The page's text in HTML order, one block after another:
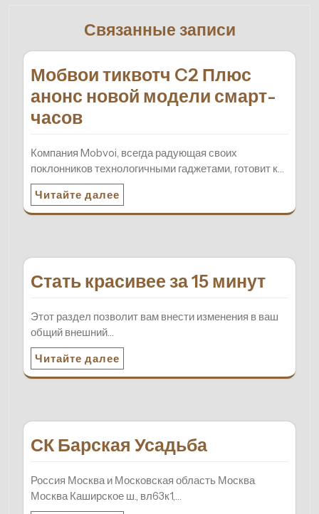
Связанные записи
Мобвои тиквотч C2 Плюс
анонс новой модели смарт-
часов
Компания Mobvoi, всегда радующая своих
поклонников технологичными гаджетами, готовит к…
Читайте далее
Стать красивее за 15 минут
Этот раздел позволит вам внести изменения в ваш
общий внешний…
Читайте далее
СК Барская Усадьба
Россия Москва и Московская область Москва
Москва Каширское ш., вл63к1,…